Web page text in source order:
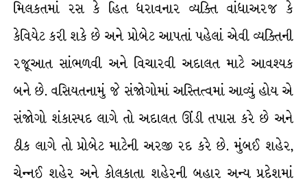
મિલકતમાં રસ કે હિત ધરાવનાર વ્યક્તિ વાંધાઅરજ કે
કેવિયેટ કરી શકે છે અને પ્રોબેટ આપતાં પહેલાં એવી વ્યક્તિની
રજૂઆત સાંભળવી અને વિચારવી અદાલત માટે આવશ્યક
બને છે. વસિયતનામું જે સંજોગોમાં અસ્તિત્વમાં આવ્યું હોય એ
સંજોગો શંકાસ્પદ લાગે તો અદાલત ઊંડી તપાસ કરે છે અને
ઠીક લાગે તો પ્રોબેટ માટેની અરજી રદ કરે છે. મુંબઈ શહેર,
ચેન્નઈ શહેર અને કોલકાતા શહેરની બહાર અન્ય પ્રદેશમાં